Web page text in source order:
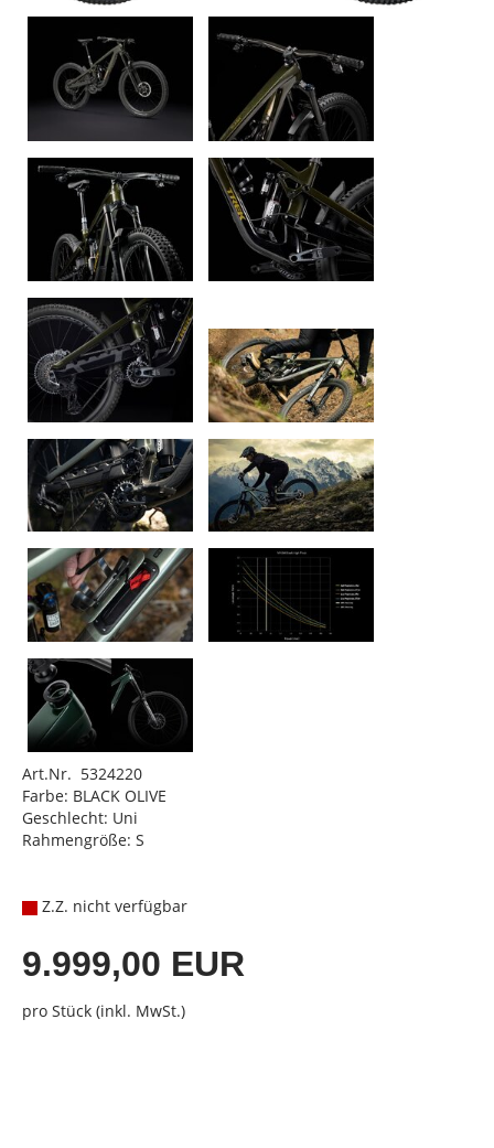
Art.Nr. 5324220
Farbe: BLACK OLIVE
Geschlecht: Uni
Rahmengröße: S
Z.Z. nicht verfügbar
9.999,00 EUR
pro Stück (inkl. MwSt.)